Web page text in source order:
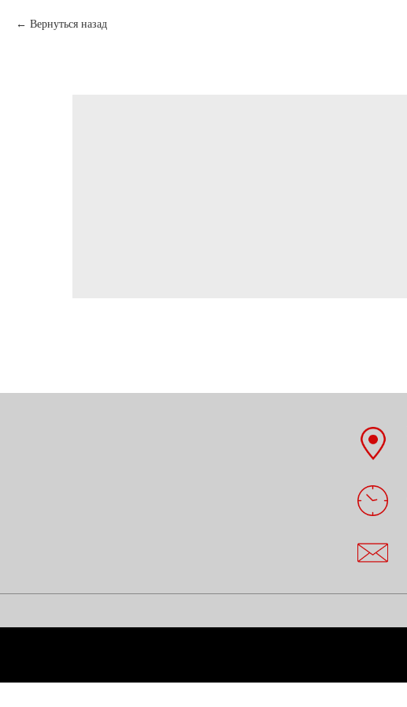
Вернуться назад